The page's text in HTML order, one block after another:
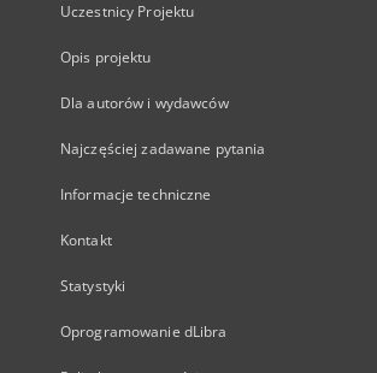
Uczestnicy Projektu
Opis projektu
Dla autorów i wydawców
Najczęściej zadawane pytania
Informacje techniczne
Kontakt
Statystyki
Oprogramowanie dLibra